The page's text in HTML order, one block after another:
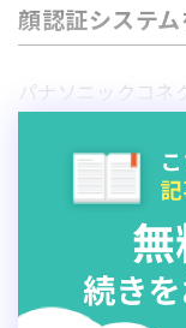
顔認証システ
パナソニックコ
顔認証システム
を実施。こ